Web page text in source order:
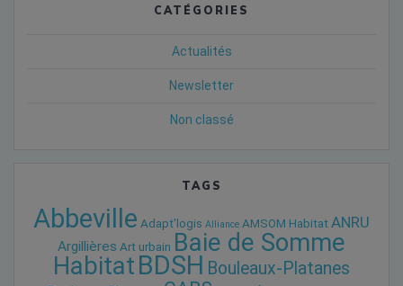
CATÉGORIES
Actualités
Newsletter
Non classé
TAGS
Abbeville Adapt'logis Alliance AMSOM Habitat ANRU
Argillières Art urbain Baie de Somme
HabitatBDSH Bouleaux-Platanes